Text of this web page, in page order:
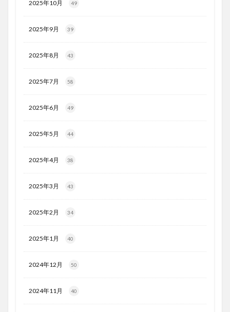
2025年10月 49
2025年9月 39
2025年8月 43
2025年7月 58
2025年6月 49
2025年5月 44
2025年4月 38
2025年3月 43
2025年2月 34
2025年1月 40
2024年12月 50
2024年11月 40